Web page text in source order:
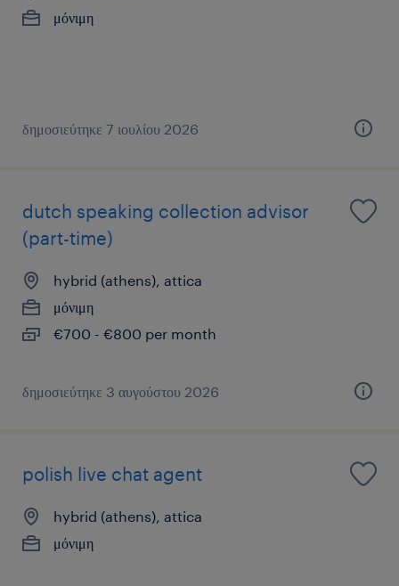
μόνιμη
δημοσιεύτηκε 7 ιουλίου 2026
dutch speaking collection advisor
(part-time)
hybrid (athens), attica
μόνιμη
€700 - €800 per month
δημοσιεύτηκε 3 αυγούστου 2026
polish live chat agent
hybrid (athens), attica
μόνιμη